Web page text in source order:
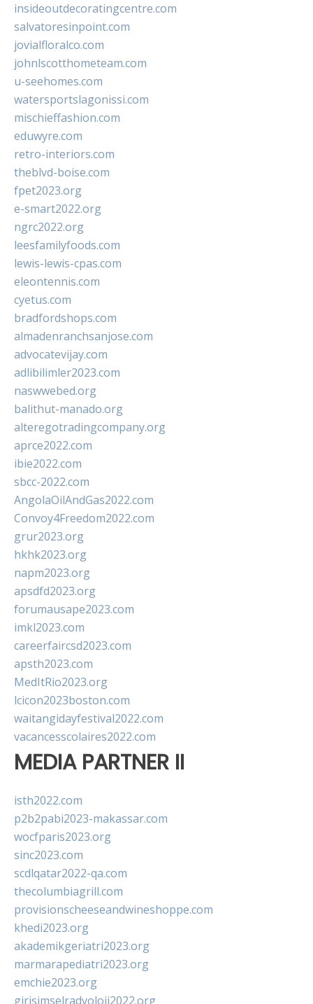
insideoutdecoratingcentre.com
salvatoresinpoint.com
jovialfloralco.com
johnlscotthometeam.com
u-seehomes.com
watersportslagonissi.com
mischieffashion.com
eduwyre.com
retro-interiors.com
theblvd-boise.com
fpet2023.org
e-smart2022.org
ngrc2022.org
leesfamilyfoods.com
lewis-lewis-cpas.com
eleontennis.com
cyetus.com
bradfordshops.com
almadenranchsanjose.com
advocatevijay.com
adlibilimler2023.com
naswwebed.org
balithut-manado.org
alteregotradingcompany.org
aprce2022.com
ibie2022.com
sbcc-2022.com
AngolaOilAndGas2022.com
Convoy4Freedom2022.com
grur2023.org
hkhk2023.org
napm2023.org
apsdfd2023.org
forumausape2023.com
imkl2023.com
careerfaircsd2023.com
apsth2023.com
MedItRio2023.org
lcicon2023boston.com
waitangidayfestival2022.com
vacancesscolaires2022.com
MEDIA PARTNER II
isth2022.com
p2b2pabi2023-makassar.com
wocfparis2023.org
sinc2023.com
scdlqatar2022-qa.com
thecolumbiagrill.com
provisionscheeseandwineshoppe.com
khedi2023.org
akademikgeriatri2023.org
marmarapediatri2023.org
emchie2023.org
girisimselradyoloji2022.org